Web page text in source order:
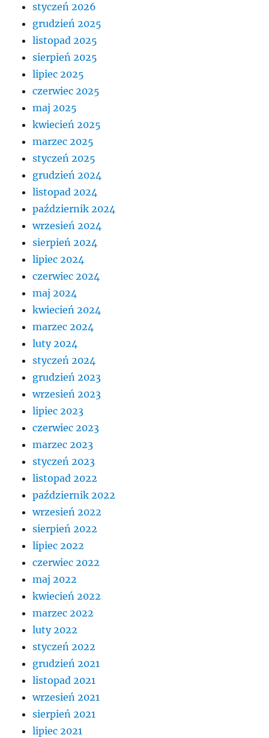
styczeń 2026
grudzień 2025
listopad 2025
sierpień 2025
lipiec 2025
czerwiec 2025
maj 2025
kwiecień 2025
marzec 2025
styczeń 2025
grudzień 2024
listopad 2024
październik 2024
wrzesień 2024
sierpień 2024
lipiec 2024
czerwiec 2024
maj 2024
kwiecień 2024
marzec 2024
luty 2024
styczeń 2024
grudzień 2023
wrzesień 2023
lipiec 2023
czerwiec 2023
marzec 2023
styczeń 2023
listopad 2022
październik 2022
wrzesień 2022
sierpień 2022
lipiec 2022
czerwiec 2022
maj 2022
kwiecień 2022
marzec 2022
luty 2022
styczeń 2022
grudzień 2021
listopad 2021
wrzesień 2021
sierpień 2021
lipiec 2021